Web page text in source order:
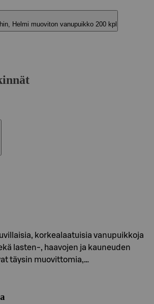
Lisää suosikkeihin, Helmi muoviton vanupuikko 200 kpl
korkealaatuisia vanupuikkoja
lasten-, haavojen ja kauneuden
täysin muovittomia,…